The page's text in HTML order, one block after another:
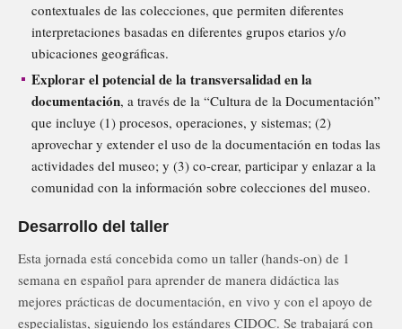
contextuales de las colecciones, que permiten diferentes
interpretaciones basadas en diferentes grupos etarios y/o
ubicaciones geográficas.
Explorar el potencial de la transversalidad en la
documentación, a través de la “Cultura de la Documentación”
que incluye (1) procesos, operaciones, y sistemas; (2)
aprovechar y extender el uso de la documentación en todas las
actividades del museo; y (3) co-crear, participar y enlazar a la
comunidad con la información sobre colecciones del museo.
Desarrollo del taller
Esta jornada está concebida como un taller (hands-on) de 1
semana en español para aprender de manera didáctica las
mejores prácticas de documentación, en vivo y con el apoyo de
especialistas, siguiendo los estándares CIDOC. Se trabajará con